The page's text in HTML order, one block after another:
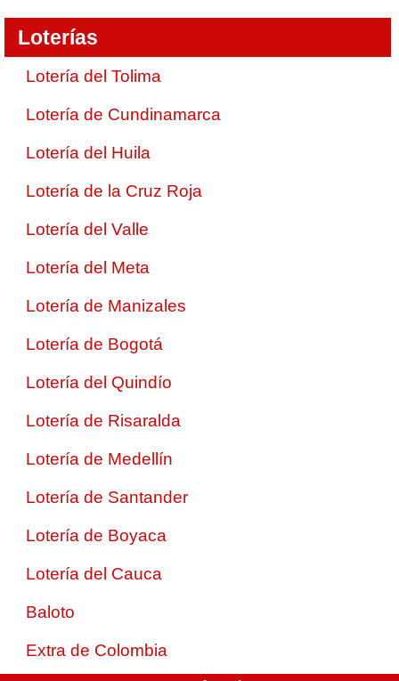
Loterías
Lotería del Tolima
Lotería de Cundinamarca
Lotería del Huila
Lotería de la Cruz Roja
Lotería del Valle
Lotería del Meta
Lotería de Manizales
Lotería de Bogotá
Lotería del Quindío
Lotería de Risaralda
Lotería de Medellín
Lotería de Santander
Lotería de Boyaca
Lotería del Cauca
Baloto
Extra de Colombia